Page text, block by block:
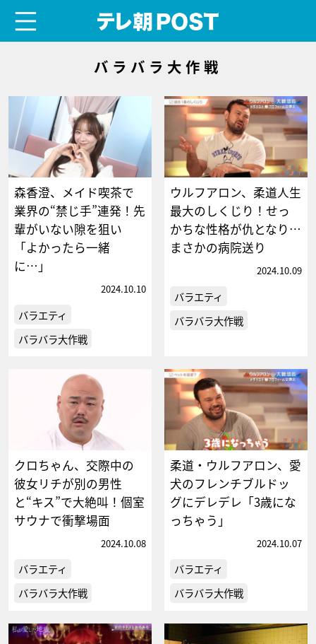
バラバラ大作戦
森香澄、メイド喫茶で
業界の“禁じ手”連発！先
輩がいない隙を狙い
「よかったら一緒
に…」
2024.10.10
バラエティ
バラバラ大作戦
ウルフアロン、柔道人生
最大のしくじり！せっ
かちな性格が仇となり…
まさかの病院送り
2024.10.09
バラエティ
バラバラ大作戦
クロちゃん、交際中の
彼女リチが別の男性
と“キス”で大絶叫！個室
サウナで衝撃場面
2024.10.08
バラエティ
バラバラ大作戦
柔道・ウルフアロン、愛
犬のフレンチブルドッ
グにデレデレ「3歳にな
っちゃう」
2024.10.07
バラエティ
バラバラ大作戦